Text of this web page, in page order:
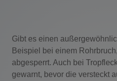
Gibt es einen
Beispiel bei einem
abgesperrt. Auch bei
gewarnt, bevor die versteckt